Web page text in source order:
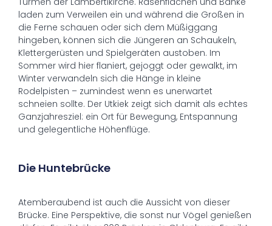
laden zum Verweilen ein und während die Großen in
die Ferne schauen oder sich dem Müßiggang
hingeben, können sich die Jüngeren an Schaukeln,
Klettergerüsten und Spielgeräten austoben. Im
Sommer wird hier flaniert, gejoggt oder gewalkt, im
Winter verwandeln sich die Hänge in kleine
Rodelpisten – zumindest wenn es unerwartet
schneien sollte. Der Utkiek zeigt sich damit als echtes
Ganzjahresziel: ein Ort für Bewegung, Entspannung
und gelegentliche Höhenflüge.
Die Huntebrücke
Atemberaubend ist auch die Aussicht von dieser
Brücke. Eine Perspektive, die sonst nur Vögel genießen